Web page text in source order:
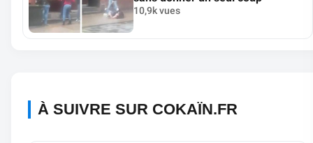
10,9k vues
À SUIVRE SUR COKAÏN.FR